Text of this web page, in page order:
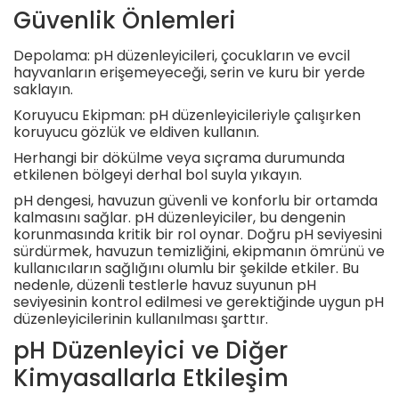
Güvenlik Önlemleri
Depolama: pH düzenleyicileri, çocukların ve evcil
hayvanların erişemeyeceği, serin ve kuru bir yerde
saklayın.
Koruyucu Ekipman: pH düzenleyicileriyle çalışırken
koruyucu gözlük ve eldiven kullanın.
Herhangi bir dökülme veya sıçrama durumunda
etkilenen bölgeyi derhal bol suyla yıkayın.
pH dengesi, havuzun güvenli ve konforlu bir ortamda
kalmasını sağlar. pH düzenleyiciler, bu dengenin
korunmasında kritik bir rol oynar. Doğru pH seviyesini
sürdürmek, havuzun temizliğini, ekipmanın ömrünü ve
kullanıcıların sağlığını olumlu bir şekilde etkiler. Bu
nedenle, düzenli testlerle havuz suyunun pH
seviyesinin kontrol edilmesi ve gerektiğinde uygun pH
düzenleyicilerinin kullanılması şarttır.
pH Düzenleyici ve Diğer
Kimyasallarla Etkileşim